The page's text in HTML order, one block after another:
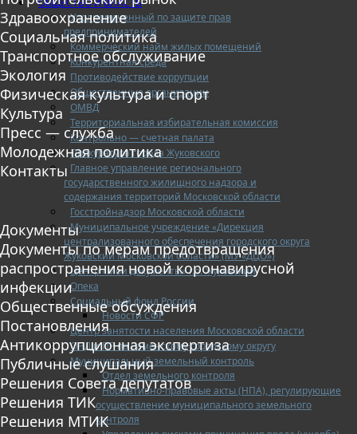
Уполномоченный по защите прав
предпринимателей
Коммерческий найм жилых помещений
Конкурентная среда
Противодействие коррупции
Общественные организации
ОМВД
Территориальная избирательная комиссия
Контрольно — счетная палата
Прокуратура города Жуковского
Главное управление регионального
государственного жилищного надзора и
содержания территорий Московской области
Госстройнадзор Московской области
Муниципальное учреждение «Дирекция
централизованного обеспечения городского округа
Жуковский Московской области» (МУ «ДЦО»)
Центр «Мои документы» г.о. Жуковский
Опека
Социальный фонд России
Новости СФР
Центр занятости населения Московской области
ОНД и ПР по Раменскому городскому округу
Муниципальный земельный контроль
Отдел земельного контроля
Нормативно-правовые акты (НПА), регулирующие
осуществление муниципального земельного
контроля
Здравоохранение
Социальная политика
Транспортное обслуживание
Экология
Физическая культура и спорт
Культура
Пресс — служба
Молодежная политика
Контакты
Документы
Документы по мерам предотвращения
распространения новой коронавирусной
инфекции
Общественные обсуждения
Постановления
Антикоррупционная экспертиза
Публичные слушания
Решения Совета депутатов
Решения ТИК
Решения МТИК